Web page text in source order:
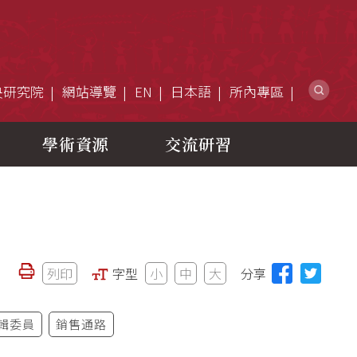
究院 網站導覽 EN 日本語 所內專區
學術資源 交流研習
列印 字型 小 中 大 分享
委員 銷售通路